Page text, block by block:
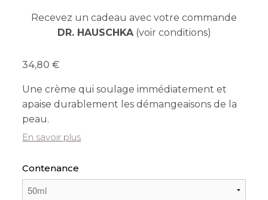
Recevez un cadeau avec votre commande
DR. HAUSCHKA(voir conditions)
34,80
Une crème qui soulage immédiatement et
apaise durablement les démangeaisons de la
peau.
En savoir plus
Contenance